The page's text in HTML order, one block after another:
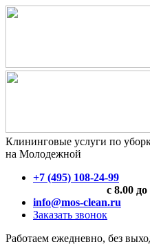
Клининговые услуги по
на Молодежной
+7 (495) 108-24-99
с 8.00
info@mos-clean.ru
Заказать звонок
Работаем ежедневно, без